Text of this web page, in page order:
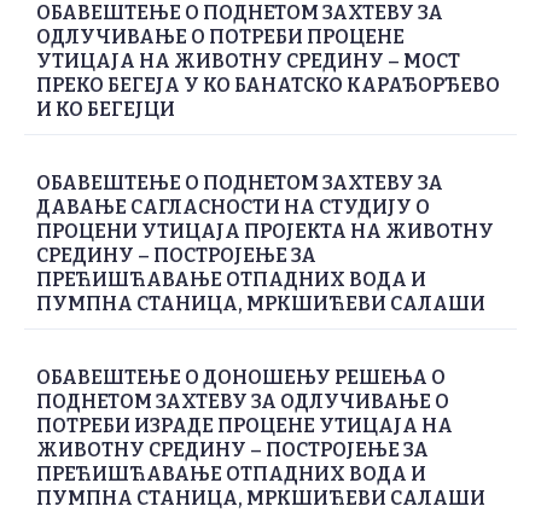
ОБАВЕШТЕЊЕ О ПОДНЕТОМ ЗАХТЕВУ ЗА
ОДЛУЧИВАЊЕ О ПОТРЕБИ ПРОЦЕНЕ
УТИЦАЈА НА ЖИВОТНУ СРЕДИНУ – МОСТ
ПРЕКО БЕГЕЈА У КО БАНАТСКО КАРАЂОРЂЕВО
И КО БЕГЕЈЦИ
ОБАВЕШТЕЊЕ О ПОДНЕТОМ ЗАХТЕВУ ЗА
ДАВАЊЕ САГЛАСНОСТИ НА СТУДИЈУ О
ПРОЦЕНИ УТИЦАЈА ПРОЈЕКТА НА ЖИВОТНУ
СРЕДИНУ – ПОСТРОЈЕЊЕ ЗА
ПРЕЋИШЋАВАЊЕ ОТПАДНИХ ВОДА И
ПУМПНА СТАНИЦА, МРКШИЋЕВИ САЛАШИ
ОБАВЕШТЕЊЕ О ДОНОШЕЊУ РЕШЕЊА О
ПОДНЕТОМ ЗАХТЕВУ ЗА ОДЛУЧИВАЊЕ О
ПОТРЕБИ ИЗРАДЕ ПРОЦЕНЕ УТИЦАЈА НА
ЖИВОТНУ СРЕДИНУ – ПОСТРОЈЕЊЕ ЗА
ПРЕЋИШЋАВАЊЕ ОТПАДНИХ ВОДА И
ПУМПНА СТАНИЦА, МРКШИЋЕВИ САЛАШИ